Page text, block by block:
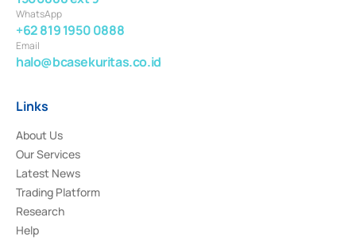
WhatsApp
+62 819 1950 0888
Email
halo@bcasekuritas.co.id
Links
About Us
Our Services
Latest News
Trading Platform
Research
Help